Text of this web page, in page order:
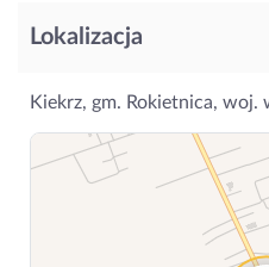
Lokalizacja
Kiekrz, gm. Rokietnica, woj.